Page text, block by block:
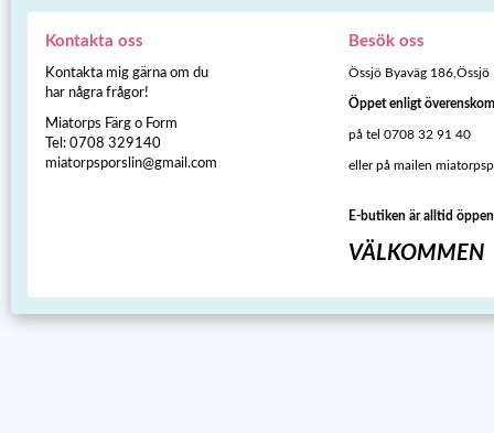
Kontakta oss
Kontakta mig gärna om du
har några frågor!
Miatorps Färg o Form
Tel: 0708 329140
miatorpsporslin@gmail.com
Besök oss
Össjö Byaväg 186,Össjö
Öppet enligt
på tel 0708 32 91 40
eller på mailen
E-butiken är alltid öppen
VÄLKOMMEN